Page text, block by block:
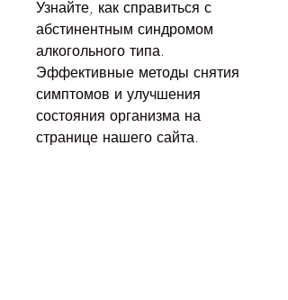
Узнайте, как справиться с
абстинентным синдромом
алкогольного типа.
Эффективные методы снятия
симптомов и улучшения
состояния организма на
странице нашего сайта.